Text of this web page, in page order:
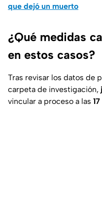
que dejó un muerto
¿Qué medidas
en estos casos?
Tras revisar los datos de
carpeta de investigación,
vincular a proceso a las